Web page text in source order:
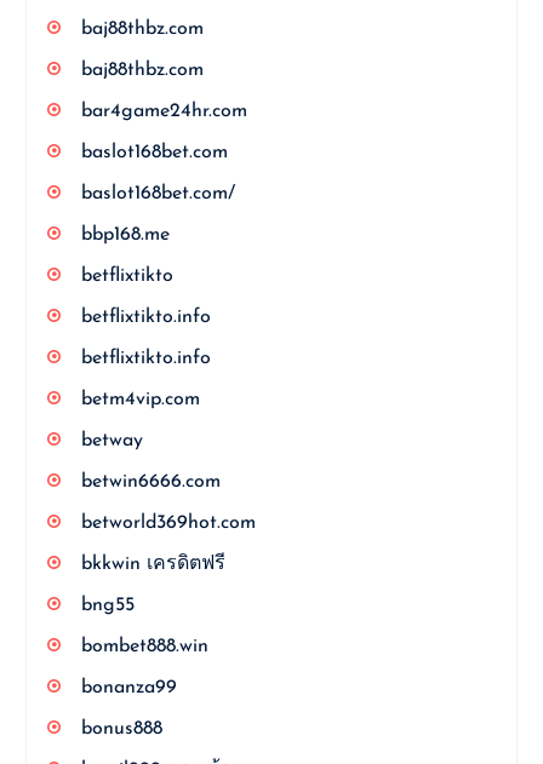
baj88thbz.com
baj88thbz.com
bar4game24hr.com
baslot168bet.com
baslot168bet.com/
bbp168.me
betflixtikto
betflixtikto.info
betflixtikto.info
betm4vip.com
betway
betwin6666.com
betworld369hot.com
bkkwin เครดิตฟรี
bng55
bombet888.win
bonanza99
bonus888